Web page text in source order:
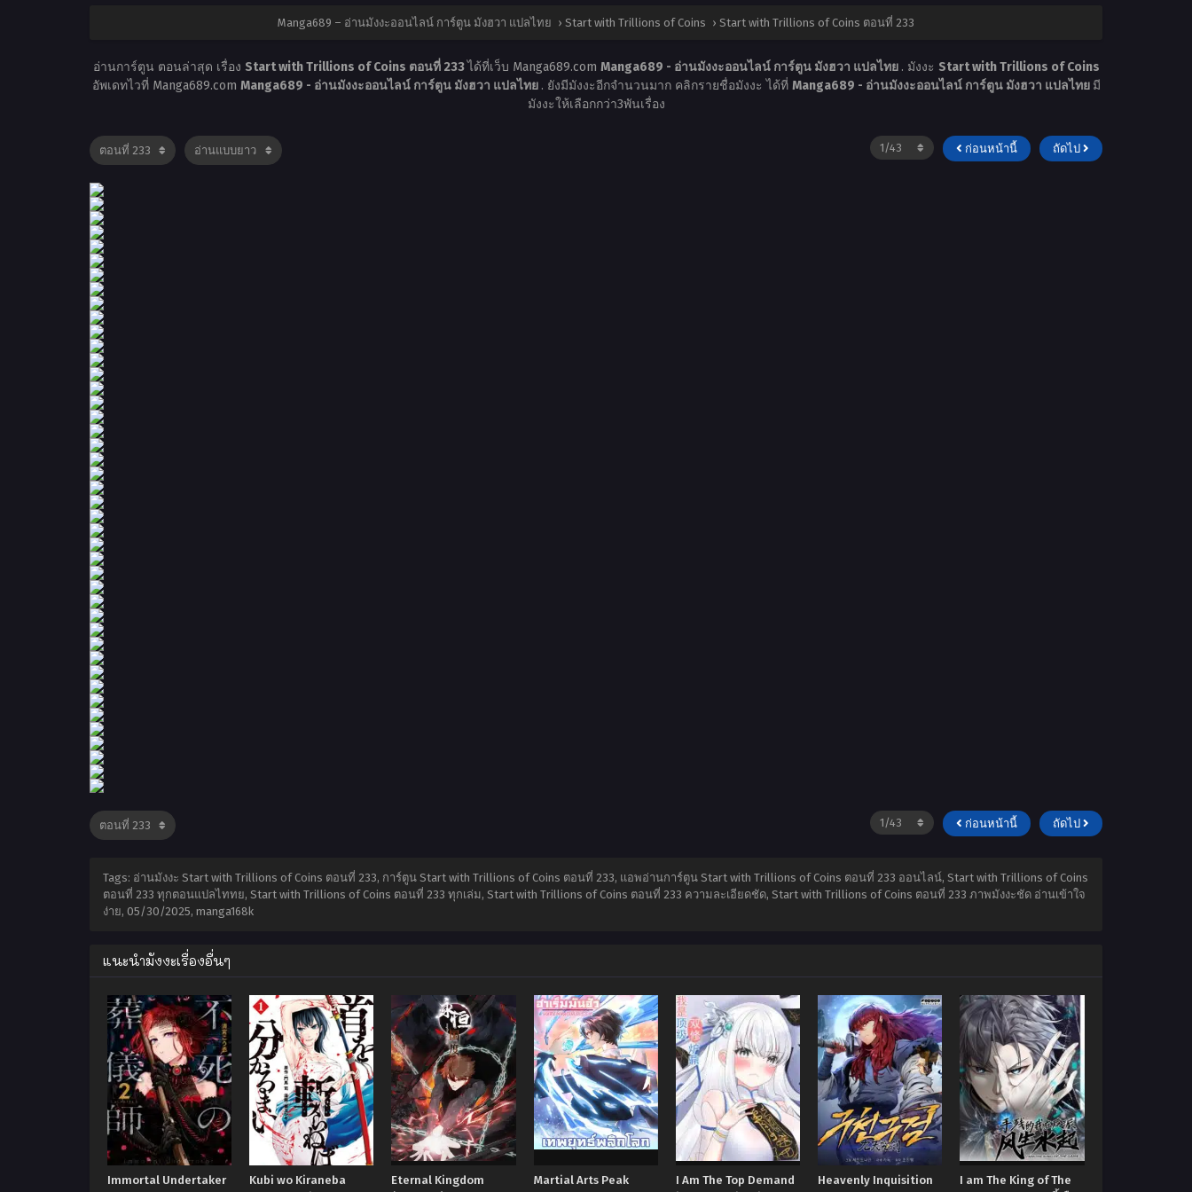
Manga689 – อ่านมังงะออนไลน์ การ์ตูน มังฮวา แปลไทย › Start with Trillions of Coins › Start with Trillions of Coins ตอนที่ 233
อ่านการ์ตูน ตอนล่าสุด เรื่อง Start with Trillions of Coins ตอนที่ 233ได้ที่เว็บ Manga689.com Manga689 - อ่านมังงะออนไลน์ การ์ตูน มังฮวา แปลไทย . มังงะ Start with Trillions of Coins
อัพเดทไวที่ Manga689.com Manga689 - อ่านมังงะออนไลน์ การ์ตูน มังฮวา แปลไทย . ยังมีมังงะอีกจำนวนมาก คลิกรายชื่อมังงะ ได้ที่ Manga689 - อ่านมังงะออนไลน์ การ์ตูน มังฮวา แปลไทย มี
มังงะให้เลือกกว่า3พันเรื่อง
ก่อนหน้านี้ ถัดไป
ก่อนหน้านี้ ถัดไป
Tags: อ่านมังงะ Start with Trillions of Coins ตอนที่ 233, การ์ตูน Start with Trillions of Coins ตอนที่ 233, แอพอ่านการ์ตูน Start with Trillions of Coins ตอนที่ 233 ออนไลน์, Start with Trillions of Coins
ตอนที่ 233 ทุกตอนแปลไททย, Start with Trillions of Coins ตอนที่ 233 ทุกเล่ม, Start with Trillions of Coins ตอนที่ 233 ความละเอียดชัด, Start with Trillions of Coins ตอนที่ 233 ภาพมังงะชัด อ่านเข้าใจ
ง่าย, 05/30/2025, manga168k
แนะนำมังงะเรื่องอื่นๆ
Immortal Undertaker
Kubi wo Kiraneba
Eternal Kingdom
Martial Arts Peak
I Am The Top Demand
Heavenly Inquisition
I am The King of The